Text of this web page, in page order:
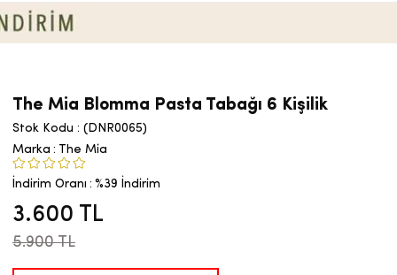
The Mia Blomma Pasta Tabağı 6 Kişilik
Stok Kodu
(DNR0065)
Marka : The Mia
İndirim Oranı : %39 İndirim
5.900 TL
3.600 TL